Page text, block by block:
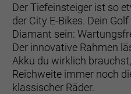
Der Tiefeinsteiger ist so
der City E-Bikes. Dein
Diamant sein:
Der innovative Rahmen
Akku du wirklich
Reichweite immer noch
klassischer Räder.